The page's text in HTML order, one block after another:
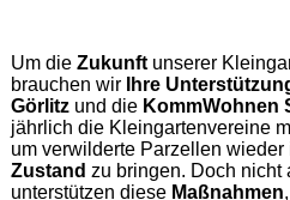
Um die Zukunftunserer
brauchen wir
Ihre
Görlitzund die KommWohnen
jährlich die Kleingartenvereine
um verwilderte Parzellen wieder
Zustand zu bringen. Doch nicht
unterstützen diese Maßnahmen